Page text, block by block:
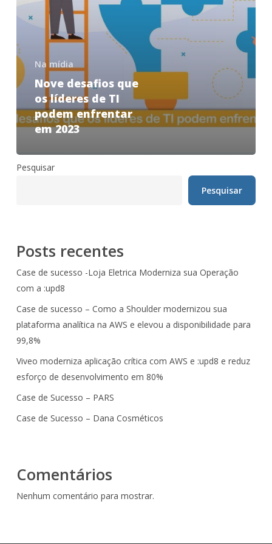
Na mídia
Nove desafios que
os líderes de TI
podem enfrentar
em 2023
Pesquisar
Pesquisar
Posts recentes
Case de sucesso -Loja Eletrica Moderniza sua Operação
com a :upd8
Case de sucesso – Como a Shoulder modernizou sua
plataforma analítica na AWS e elevou a disponibilidade para
99,8%
Viveo moderniza aplicação crítica com AWS e :upd8 e reduz
esforço de desenvolvimento em 80%
Case de Sucesso – PARS
Case de Sucesso – Dana Cosméticos
Comentários
Nenhum comentário para mostrar.